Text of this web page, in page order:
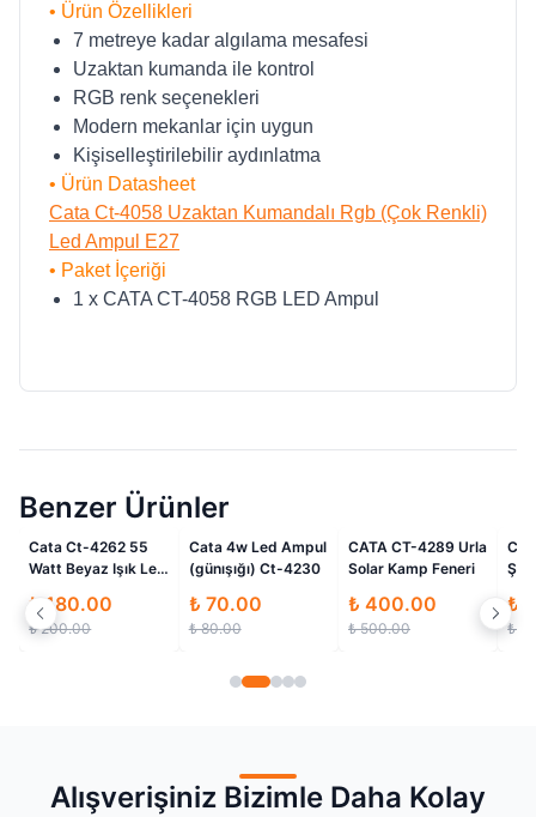
• Ürün Özellikleri
7 metreye kadar algılama mesafesi
Uzaktan kumanda ile kontrol
RGB renk seçenekleri
Modern mekanlar için uygun
Kişiselleştirilebilir aydınlatma
• Ürün Datasheet
Cata Ct-4058 Uzaktan Kumandalı Rgb (Çok Renkli)
Led Ampul E27
• Paket İçeriği
1 x CATA CT-4058 RGB LED Ampul
Benzer Ürünler
İndirimli
Cata Ct-4262 55
Watt Beyaz Işık Led
₺ 180.00
₺ 200.00
İndirimli
Cata 4w Led Ampul
(günışığı) Ct-4230
₺ 70.00
₺ 80.00
İndirimli
CATA CT-4289 Urla
Solar Kamp Feneri
₺ 400.00
₺ 500.00
₺
₺
Alışverişiniz Bizimle Daha Kolay